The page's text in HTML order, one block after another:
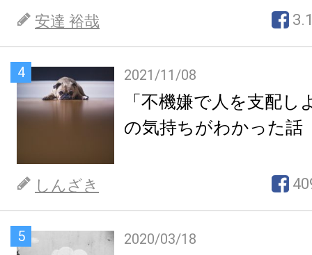
安達 裕哉
4 2021/11/08
「不機嫌で人を支配し
の気持ちがわかった話
しんざき
5 2020/03/18